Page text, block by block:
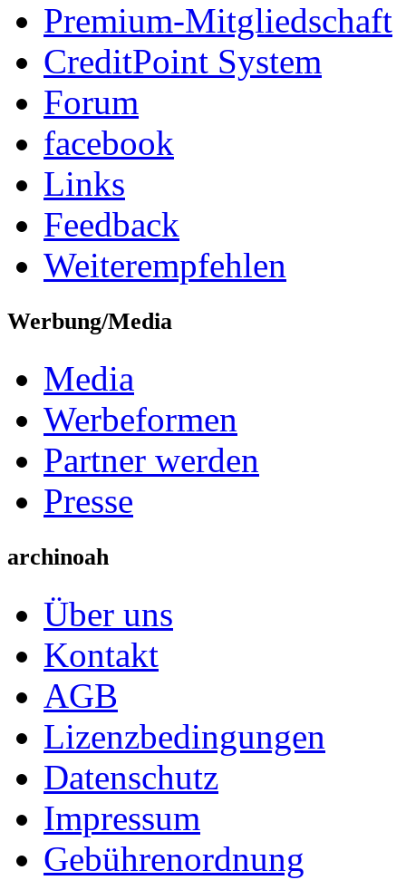
Premium-Mitgliedschaft
CreditPoint System
Forum
facebook
Links
Feedback
Weiterempfehlen
Werbung/Media
Media
Werbeformen
Partner werden
Presse
archinoah
Über uns
Kontakt
AGB
Lizenzbedingungen
Datenschutz
Impressum
Gebührenordnung